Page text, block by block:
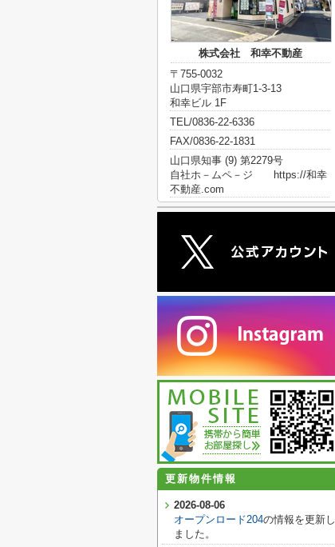
株式会社 和幸不動産
〒755-0032
山口県宇部市寿町1-3-13
和幸ビル 1F
TEL/0836-22-6336
FAX/0836-22-1831
山口県知事 (9) 第2279号
自社ホ－ムペ－ジ https://和幸
不動産.com
更新物件情報
2026-08-06
オープンロード204の情報を更新し
ました。